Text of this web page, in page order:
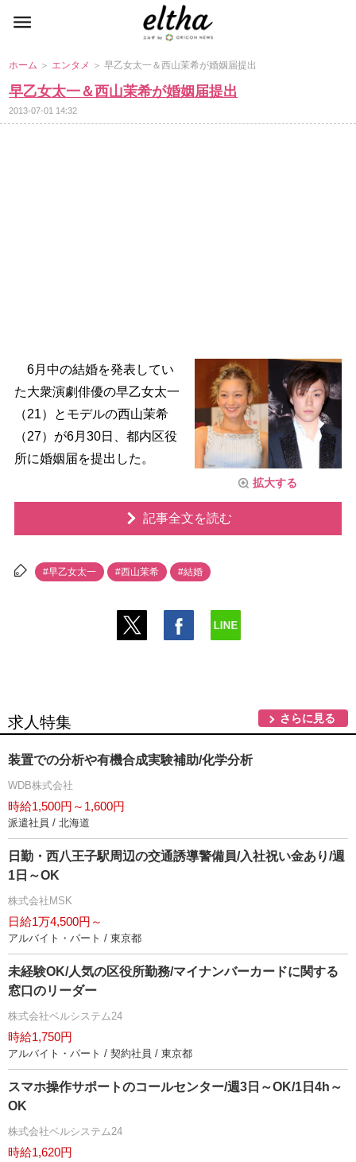
ホーム ＞ エンタメ ＞ 早乙女太一＆西山茉希が婚姻届提出
早乙女太一＆西山茉希が婚姻届提出
2013-07-01 14:32
拡大する
6月中の結婚を発表してい
た大衆演劇俳優の早乙女太一
（21）とモデルの西山茉希
（27）が6月30日、都内区役
所に婚姻届を提出した。
記事全文を読む
#早乙女太一 #西山茉希 #結婚
求人特集 さらに見る
装置での分析や有機合成実験補助/化学分析
WDB株式会社
時給1,500円～1,600円
派遣社員 / 北海道
日勤・西八王子駅周辺の交通誘導警備員/入社祝い金あり/週
1日～OK
株式会社MSK
日給1万4,500円～
アルバイト・パート / 東京都
未経験OK/人気の区役所勤務/マイナンバーカードに関する
窓口のリーダー
株式会社ベルシステム24
時給1,750円
アルバイト・パート / 契約社員 / 東京都
スマホ操作サポートのコールセンター/週3日～OK/1日4h～
OK
株式会社ベルシステム24
時給1,620円